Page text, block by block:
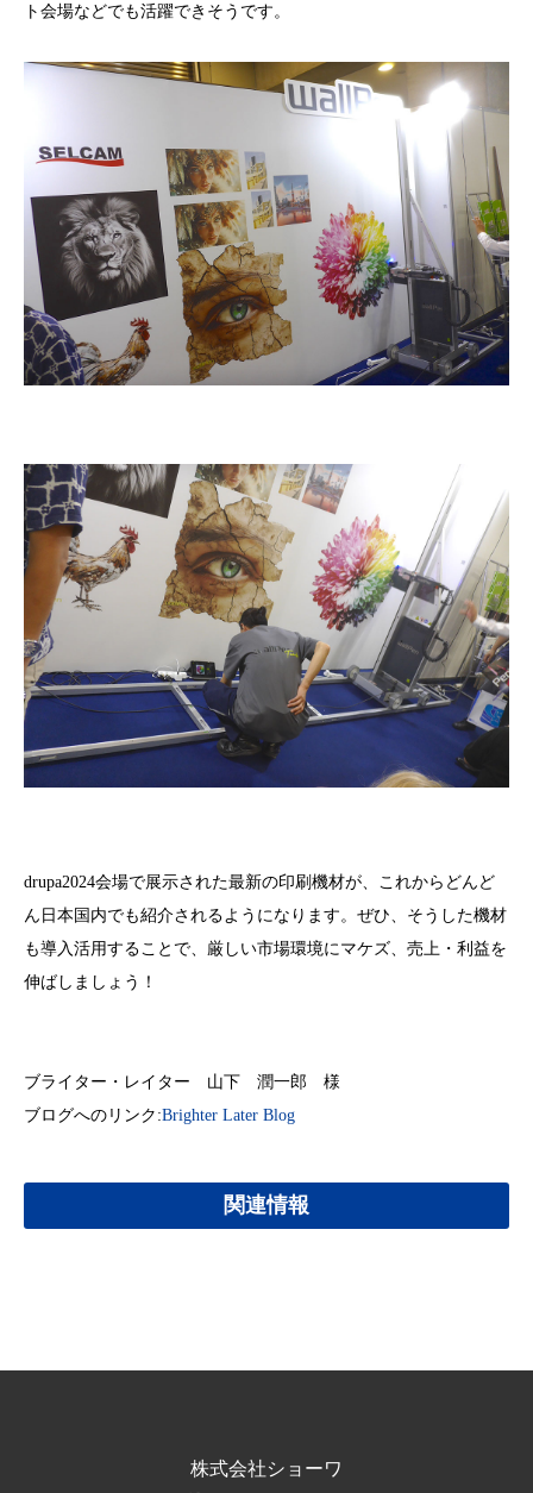
ト会場などでも活躍できそうです。
drupa2024会場で展示された最新の印刷機材が、これからどんど
ん日本国内でも紹介されるようになります。ぜひ、そうした機材
も導入活用することで、厳しい市場環境にマケズ、売上・利益を
伸ばしましょう！
ブライター・レイター 山下 潤一郎 様
ブログへのリンク:Brighter Later Blog
関連情報
株式会社ショーワ